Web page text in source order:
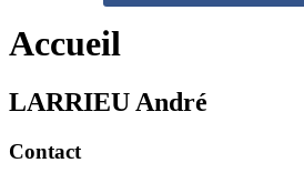
Accueil
LARRIEU André
Contact